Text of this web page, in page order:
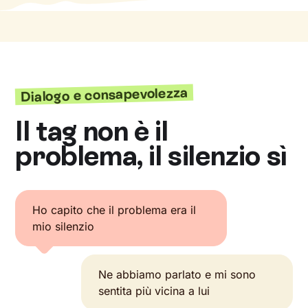
Dialogo e consapevolezza
Il tag non è il
problema, il silenzio sì
Ho capito che il problema era il
mio silenzio
Ne abbiamo parlato e mi sono
sentita più vicina a lui